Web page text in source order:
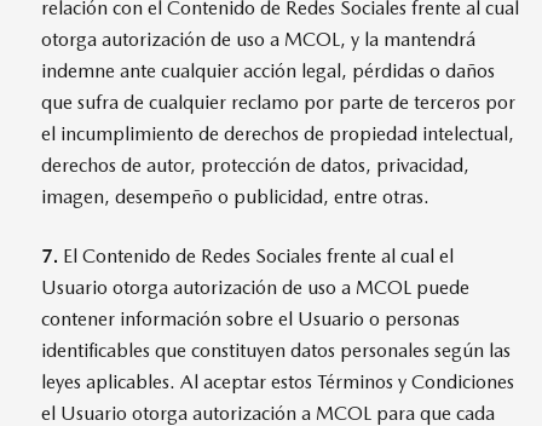
relación con el Contenido de Redes Sociales frente al cual
otorga autorización de uso a MCOL, y la mantendrá
indemne ante cualquier acción legal, pérdidas o daños
que sufra de cualquier reclamo por parte de terceros por
el incumplimiento de derechos de propiedad intelectual,
derechos de autor, protección de datos, privacidad,
imagen, desempeño o publicidad, entre otras.
7. El Contenido de Redes Sociales frente al cual el
Usuario otorga autorización de uso a MCOL puede
contener información sobre el Usuario o personas
identificables que constituyen datos personales según las
leyes aplicables. Al aceptar estos Términos y Condiciones
el Usuario otorga autorización a MCOL para que cada